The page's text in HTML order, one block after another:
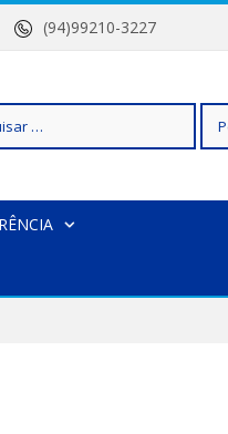
(94)99210-3227